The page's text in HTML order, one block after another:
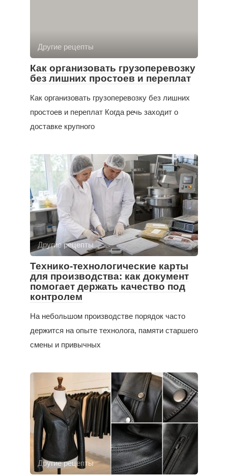
Другие рецепты
Как организовать грузоперевозку
без лишних простоев и переплат
Как организовать грузоперевозку без лишних
простоев и переплат Когда речь заходит о
доставке крупного
Другие рецепты
Технико-технологические карты
для производства: как документ
помогает держать качество под
контролем
На небольшом производстве порядок часто
держится на опыте технолога, памяти старшего
смены и привычных
Другие рецепты